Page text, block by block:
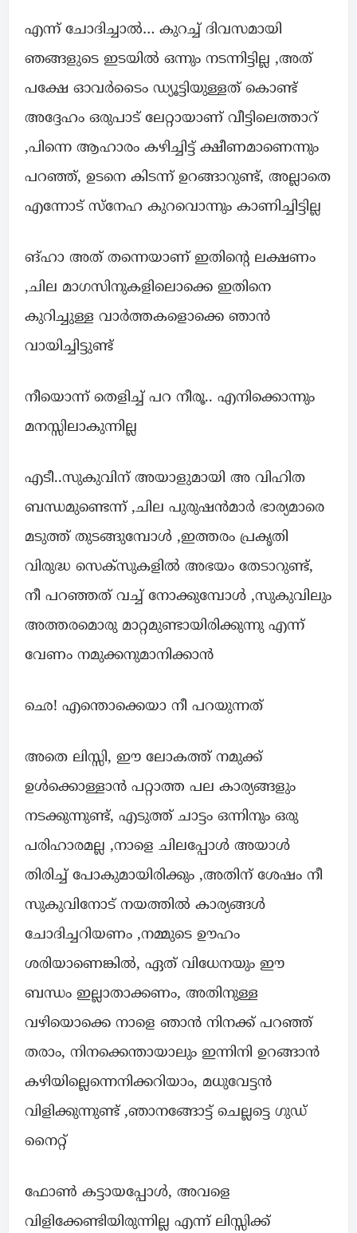
എന്ന് ചോദിച്ചാൽ… കുറച്ച് ദിവസമായി
ഞങ്ങളുടെ ഇടയിൽ ഒന്നും നടന്നിട്ടില്ല ,അത്
പക്ഷേ ഓവർടൈം ഡ്യൂട്ടിയുള്ളത് കൊണ്ട്
അദ്ദേഹം ഒരുപാട് ലേറ്റായാണ് വീട്ടിലെത്താറ്
,പിന്നെ ആഹാരം കഴിച്ചിട്ട് ക്ഷീണമാണെന്നും
പറഞ്ഞ്, ഉടനെ കിടന്ന് ഉറങ്ങാറുണ്ട്, അല്ലാതെ
എന്നോട് സ്നേഹ കുറവൊന്നും കാണിച്ചിട്ടില്ല
ങ്ഹാ അത് തന്നെയാണ് ഇതിൻ്റെ ലക്ഷണം
,ചില മാഗസിനുകളിലൊക്കെ ഇതിനെ
കുറിച്ചുള്ള വാർത്തകളൊക്കെ ഞാൻ
വായിച്ചിട്ടുണ്ട്
നീയൊന്ന് തെളിച്ച് പറ നീരൂ.. എനിക്കൊന്നും
മനസ്സിലാകുന്നില്ല
എടീ..സുകുവിന് അയാളുമായി അ വിഹിത
ബന്ധമുണ്ടെന്ന് ,ചില പുരുഷൻമാർ ഭാര്യമാരെ
മടുത്ത് തുടങ്ങുമ്പോൾ ,ഇത്തരം പ്രകൃതി
വിരുദ്ധ സെക്സുകളിൽ അഭയം തേടാറുണ്ട്,
നീ പറഞ്ഞത് വച്ച് നോക്കുമ്പോൾ ,സുകുവിലും
അത്തരമൊരു മാറ്റമുണ്ടായിരിക്കുന്നു എന്ന്
വേണം നമുക്കനുമാനിക്കാൻ
ഛെ! എന്തൊക്കെയാ നീ പറയുന്നത്
അതെ ലിസ്സി, ഈ ലോകത്ത് നമുക്ക്
ഉൾക്കൊള്ളാൻ പറ്റാത്ത പല കാര്യങ്ങളും
നടക്കുന്നുണ്ട്, എടുത്ത് ചാട്ടം ഒന്നിനും ഒരു
പരിഹാരമല്ല ,നാളെ ചിലപ്പോൾ അയാൾ
തിരിച്ച് പോകുമായിരിക്കും ,അതിന് ശേഷം നീ
സുകുവിനോട് നയത്തിൽ കാര്യങ്ങൾ
ചോദിച്ചറിയണം ,നമ്മുടെ ഊഹം
ശരിയാണെങ്കിൽ, ഏത് വിധേനയും ഈ
ബന്ധം ഇല്ലാതാക്കണം, അതിനുള്ള
വഴിയൊക്കെ നാളെ ഞാൻ നിനക്ക് പറഞ്ഞ്
തരാം, നിനക്കെന്തായാലും ഇന്നിനി ഉറങ്ങാൻ
കഴിയില്ലെന്നെനിക്കറിയാം, മധുവേട്ടൻ
വിളിക്കുന്നുണ്ട് ,ഞാനങ്ങോട്ട് ചെല്ലട്ടെ ഗുഡ്
നൈറ്റ്
ഫോൺ കട്ടായപ്പോൾ, അവളെ
വിളിക്കേണ്ടിയിരുന്നില്ല എന്ന് ലിസ്സിക്ക്